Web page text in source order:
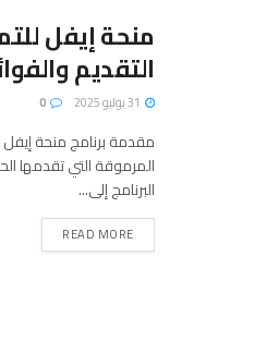
التقديم
مقدمة برنامج منحة إيفل
المرموقة التي تقدمها
البرنامج إلى...
READ MORE